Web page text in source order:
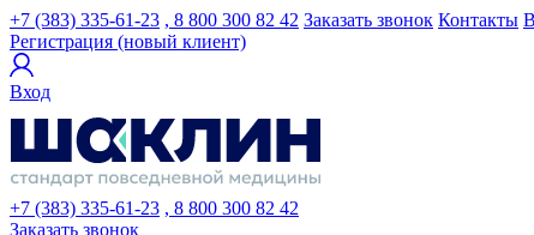
+7 (383) 335-61-23 , 8 800 300 82 42 Заказать звонок Контакты
Регистрация (новый клиент)
Вход
+7 (383) 335-61-23 , 8 800 300 82 42
Заказать звонок